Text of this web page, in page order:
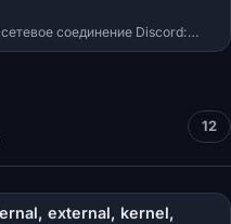
соединение Discord:
в голосовых каналах и
12
external, kernel,